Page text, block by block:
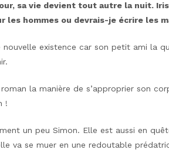
sa vie devient tout autre la nuit.
les hommes ou devrais-je écrire les
existence car son petit ami la
la manière de s’approprier son
!
un peu Simon. Elle est aussi en
va se muer en une redoutable